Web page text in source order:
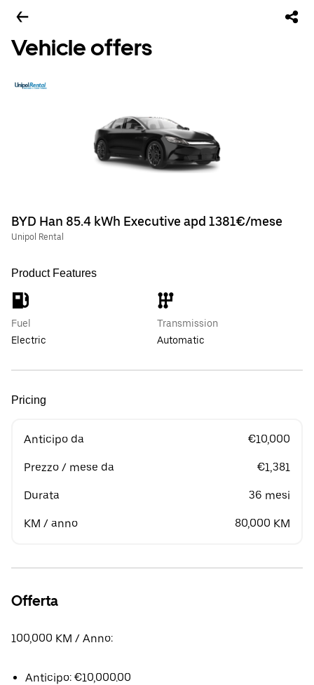
Vehicle offers
BYD Han 85.4 kWh Executive apd 1381€/mese
Unipol Rental
Product Features
Fuel
Electric
Transmission
Automatic
Pricing
Anticipo da €10,000
Prezzo / mese da €1,381
Durata 36 mesi
KM / anno 80,000 KM
Offerta
100,000 KM / Anno:
Anticipo: €10,000.00